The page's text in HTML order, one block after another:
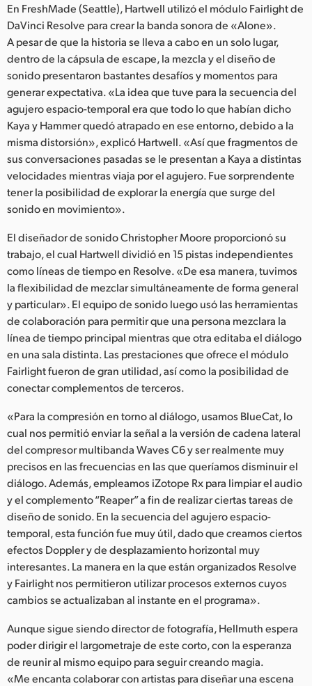
En FreshMade (Seattle), Hartwell utilizó el módulo Fairlight de
DaVinci Resolve para crear la banda sonora de «Alone».
A pesar de que la historia se lleva a cabo en un solo lugar,
dentro de la cápsula de escape, la mezcla y el diseño de
sonido presentaron bastantes desafíos y momentos para
generar expectativa. «La idea que tuve para la secuencia del
agujero espacio-temporal era que todo lo que habían dicho
Kaya y Hammer quedó atrapado en ese entorno, debido a la
misma distorsión», explicó Hartwell. «Así que fragmentos de
sus conversaciones pasadas se le presentan a Kaya a distintas
velocidades mientras viaja por el agujero. Fue sorprendente
tener la posibilidad de explorar la energía que surge del
sonido en movimiento».
El diseñador de sonido Christopher Moore proporcionó su
trabajo, el cual Hartwell dividió en 15 pistas independientes
como líneas de tiempo en Resolve. «De esa manera, tuvimos
la flexibilidad de mezclar simultáneamente de forma general
y particular». El equipo de sonido luego usó las herramientas
de colaboración para permitir que una persona mezclara la
línea de tiempo principal mientras que otra editaba el diálogo
en una sala distinta. Las prestaciones que ofrece el módulo
Fairlight fueron de gran utilidad, así como la posibilidad de
conectar complementos de terceros.
«Para la compresión en torno al diálogo, usamos BlueCat, lo
cual nos permitió enviar la señal a la versión de cadena lateral
del compresor multibanda Waves C6 y ser realmente muy
precisos en las frecuencias en las que queríamos disminuir el
diálogo. Además, empleamos iZotope Rx para limpiar el audio
y el complemento “Reaper” a fin de realizar ciertas tareas de
diseño de sonido. En la secuencia del agujero espacio-
temporal, esta función fue muy útil, dado que creamos ciertos
efectos Doppler y de desplazamiento horizontal muy
interesantes. La manera en la que están organizados Resolve
y Fairlight nos permitieron utilizar procesos externos cuyos
cambios se actualizaban al instante en el programa».
Aunque sigue siendo director de fotografía, Hellmuth espera
poder dirigir el largometraje de este corto, con la esperanza
de reunir al mismo equipo para seguir creando magia.
«Me encanta colaborar con artistas para diseñar una escena